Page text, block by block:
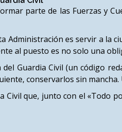
parte de las Fuerzas y
Administración es servir a la
al puesto es no solo una
Guardia Civil (un código
conservarlos sin
Civil que, junto con el «Todo